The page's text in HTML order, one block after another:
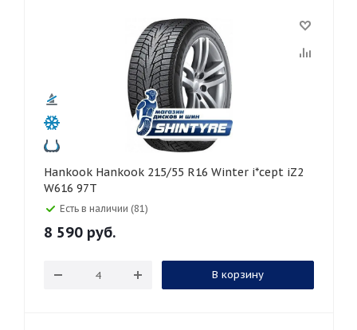
Hankook Hankook 215/55 R16 Winter i*cept iZ2
W616 97T
Есть в наличии (81)
8 590 руб.
В корзину